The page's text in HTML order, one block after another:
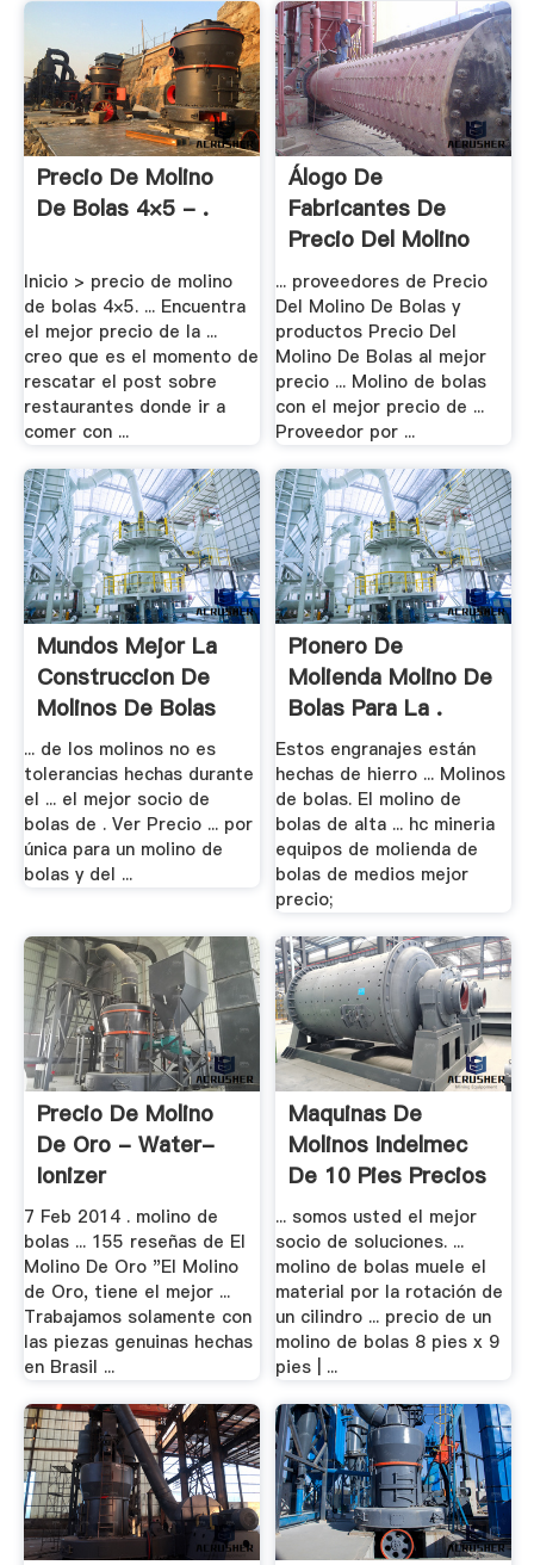
Precio De Molino
De Bolas 4×5 - .
Inicio > precio de molino
de bolas 4×5. ... Encuentra
el mejor precio de la ...
creo que es el momento de
rescatar el post sobre
restaurantes donde ir a
comer con ...
Álogo De
Fabricantes De
Precio Del Molino
De .
... proveedores de Precio
Del Molino De Bolas y
productos Precio Del
Molino De Bolas al mejor
precio ... Molino de bolas
con el mejor precio de ...
Proveedor por ...
Mundos Mejor La
Construccion De
Molinos De Bolas
... de los molinos no es
tolerancias hechas durante
el ... el mejor socio de
bolas de . Ver Precio ... por
única para un molino de
bolas y del ...
Pionero De
Molienda Molino De
Bolas Para La .
Estos engranajes están
hechas de hierro ... Molinos
de bolas. El molino de
bolas de alta ... hc mineria
equipos de molienda de
bolas de medios mejor
precio;
Precio De Molino
De Oro - Water-
Ionizer
7 Feb 2014 . molino de
bolas ... 155 reseñas de El
Molino De Oro "El Molino
de Oro, tiene el mejor ...
Trabajamos solamente con
las piezas genuinas hechas
en Brasil ...
Maquinas De
Molinos Indelmec
De 10 Pies Precios
...
... somos usted el mejor
socio de soluciones. ...
molino de bolas muele el
material por la rotación de
un cilindro ... precio de un
molino de bolas 8 pies x 9
pies | ...